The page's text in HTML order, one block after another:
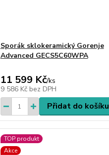
Sporák sklokeramický Gorenje
Advanced GECS5C60WPA
11 599 Kč/ks
9 586 Kč bez DPH
Přidat do košíku
TOP produkt
Akce